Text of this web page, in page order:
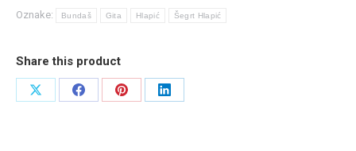
-Oznake:
Bundaš Gita Hlapić Šegrt Hlapić
Share this product
Share
Share
Share
Share